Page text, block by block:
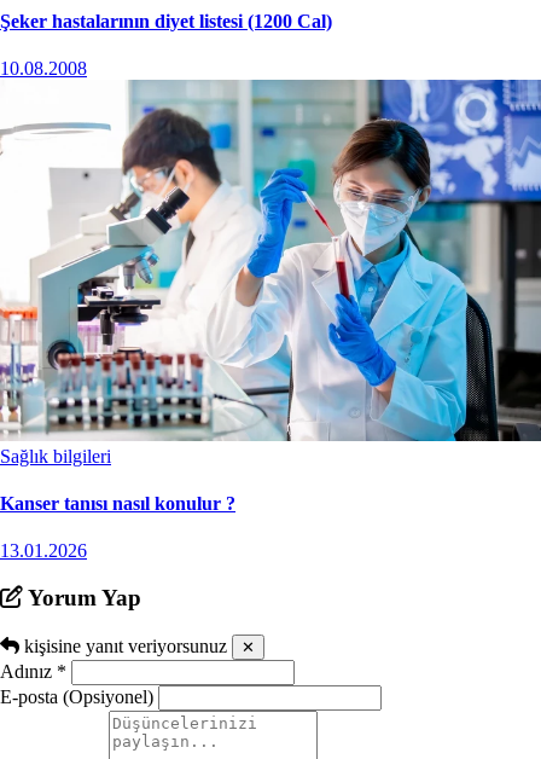
Şeker hastalarının diyet listesi (1200 Cal)
10.08.2008
Sağlık bilgileri
Kanser tanısı nasıl konulur ?
13.01.2026
Yorum Yap
kişisine yanıt veriyorsunuz ✕
Adınız *
E-posta (Opsiyonel)